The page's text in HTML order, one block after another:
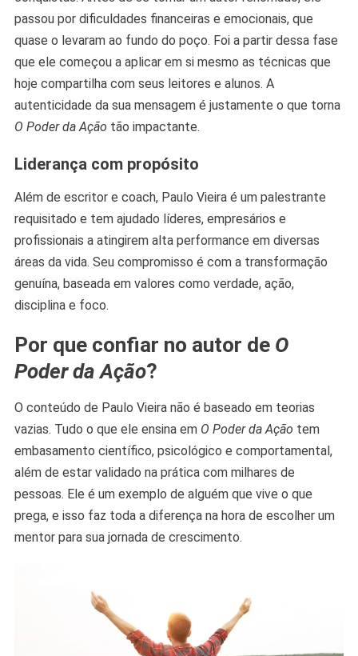
passou por dificuldades financeiras e emocionais, que
quase o levaram ao fundo do poço. Foi a partir dessa fase
que ele começou a aplicar em si mesmo as técnicas que
hoje compartilha com seus leitores e alunos. A
autenticidade da sua mensagem é justamente o que torna
O Poder da Ação tão impactante.
Liderança com propósito
Além de escritor e coach, Paulo Vieira é um palestrante
requisitado e tem ajudado líderes, empresários e
profissionais a atingirem alta performance em diversas
áreas da vida. Seu compromisso é com a transformação
genuína, baseada em valores como verdade, ação,
disciplina e foco.
Por que confiar no autor de O
Poder da Ação?
O conteúdo de Paulo Vieira não é baseado em teorias
vazias. Tudo o que ele ensina em O Poder da Ação tem
embasamento científico, psicológico e comportamental,
além de estar validado na prática com milhares de
pessoas. Ele é um exemplo de alguém que vive o que
prega, e isso faz toda a diferença na hora de escolher um
mentor para sua jornada de crescimento.